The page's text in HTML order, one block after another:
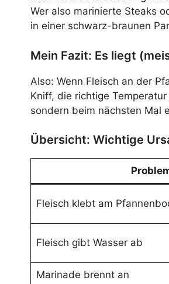
Wer also marinierte Steaks
in einer schwarz-braunen
Mein Fazit: Es liegt
Also: Wenn Fleisch an der
Kniff, die richtige
sondern beim nächsten Mal
Übersicht: Wichtige
Fleisch klebt am
Fleisch gibt Wasser ab
Marinade brennt an